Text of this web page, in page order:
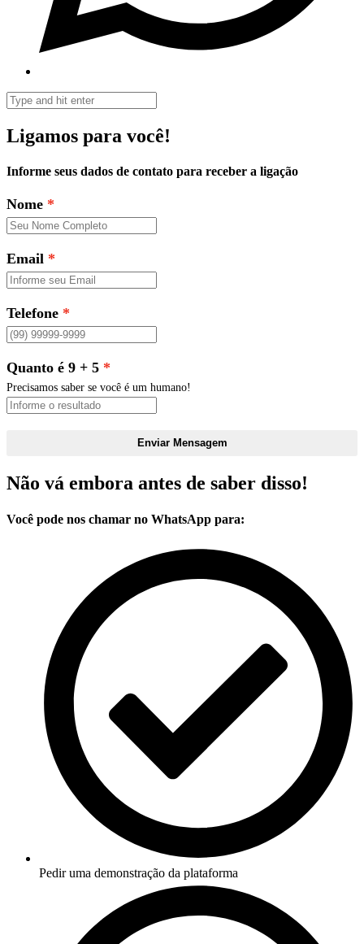
Ligamos para você!
Informe seus dados de contato para receber a ligação
Nome
Email
Telefone
Quanto é 9 + 5
Precisamos saber se você é um humano!
Enviar Mensagem
Não vá embora antes de saber disso!
Você pode nos chamar no WhatsApp para:
Pedir uma demonstração da plataforma